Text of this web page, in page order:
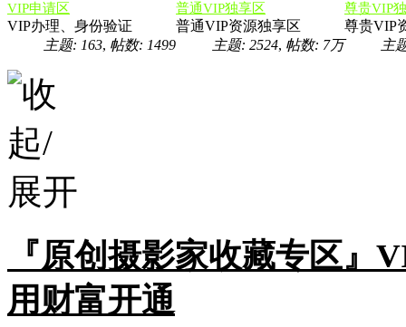
VIP申请区
VIP办理、身份验证
主题: 163, 帖数: 1499
普通VIP独享区
普通VIP资源独享区
主题: 2524, 帖数: 7万
尊贵VIP
尊贵VIP
主
『原创摄影家收藏专区』
用财富开通